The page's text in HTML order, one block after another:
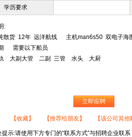
学历要求
:
散货 12年 远洋航线 主机man6s50 双电子海
需要以下船员
大副大管 二副 三管 水头 大厨
立即应聘
【收藏】 【推荐给朋友】 【该公司其他
提示:请使用下方专门的“联系方式”与招聘企业联系